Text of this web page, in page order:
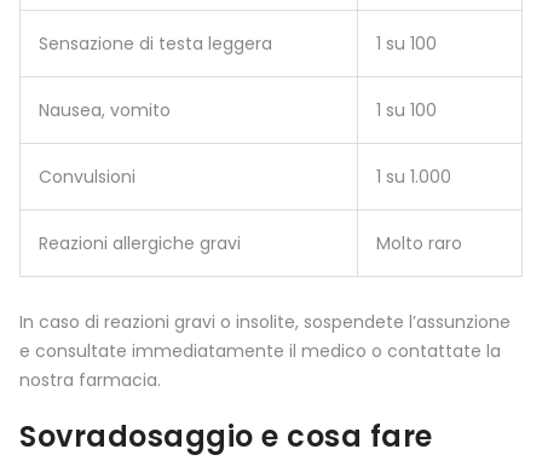
Sensazione di testa leggera 1 su 100
Nausea, vomito 1 su 100
Convulsioni 1 su 1.000
Reazioni allergiche gravi Molto raro
In caso di reazioni gravi o insolite, sospendete l’assunzione
e consultate immediatamente il medico o contattate la
nostra farmacia.
Sovradosaggio e cosa fare